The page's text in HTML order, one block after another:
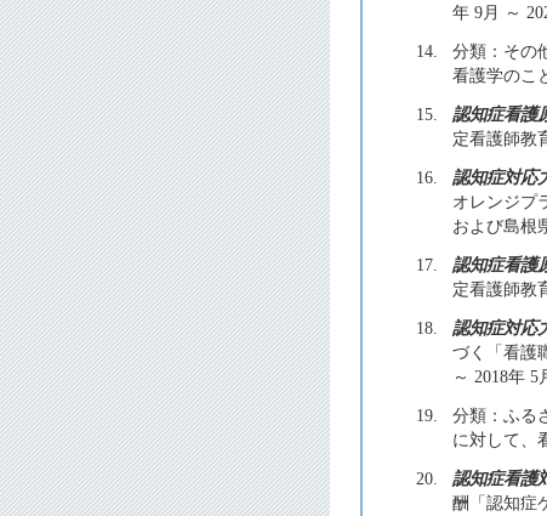
年 9月 ～
14.
分類：その
看護学のこ
15.
認知症看護
定看護師教
16.
認知症対応
オレンジプ
および島根
17.
認知症看護
定看護師教
18.
認知症対応
づく「看護
～ 2018年 5
19.
分類：ふる
に対して、
20.
認知症看護
酬「認知症